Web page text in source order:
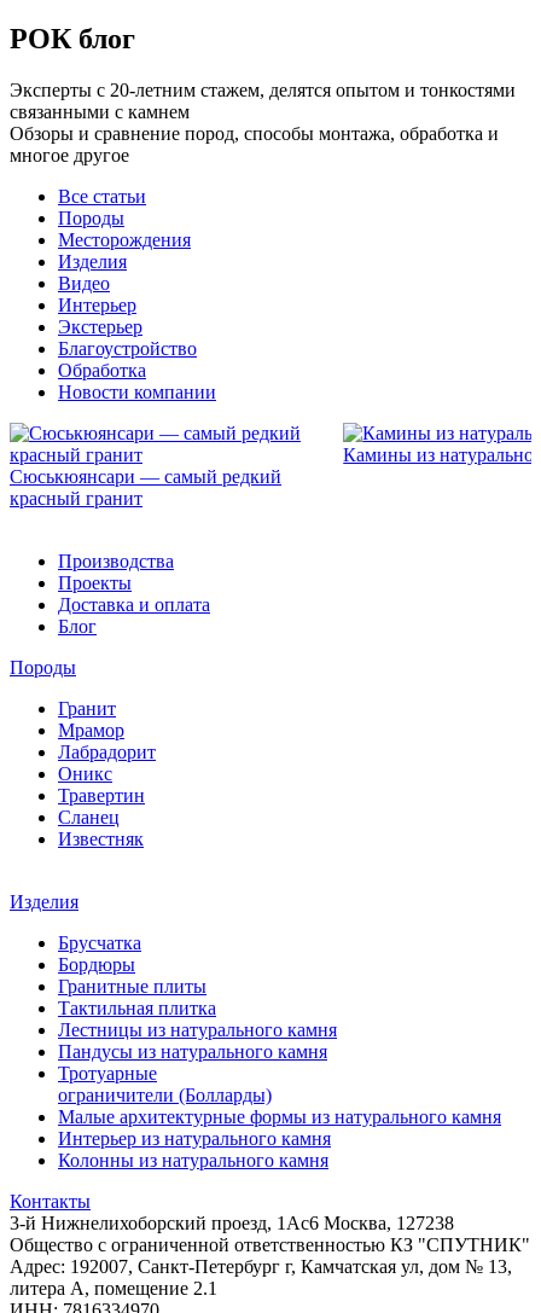
РОК блог
Эксперты с 20-летним стажем, делятся опытом и тонкостями
связанными с камнем
Обзоры и сравнение пород, способы монтажа, обработка и
многое другое
Все статьи
Породы
Месторождения
Изделия
Видео
Интерьер
Экстерьер
Благоустройство
Обработка
Новости компании
Сюськюянсари — самый редкий
красный гранит
Камины из
Производства
Проекты
Доставка и оплата
Блог
Породы
Гранит
Мрамор
Лабрадорит
Оникс
Травертин
Сланец
Известняк
Изделия
Брусчатка
Бордюры
Гранитные плиты
Тактильная плитка
Лестницы из натурального камня
Пандусы из натурального камня
Тротуарные
ограничители (Болларды)
Малые архитектурные формы из натурального камня
Интерьер из натурального камня
Колонны из натурального камня
Контакты
3-й Нижнелихоборский проезд, 1Ас6 Москва, 127238
Общество с ограниченной ответственностью КЗ "СПУТНИК"
Адрес: 192007, Санкт-Петербург г, Камчатская ул, дом № 13,
литера А, помещение 2.1